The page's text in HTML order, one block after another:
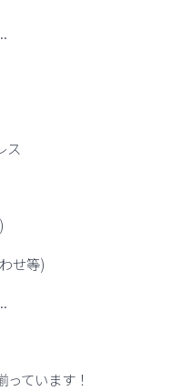
ス
せ等)
ています！